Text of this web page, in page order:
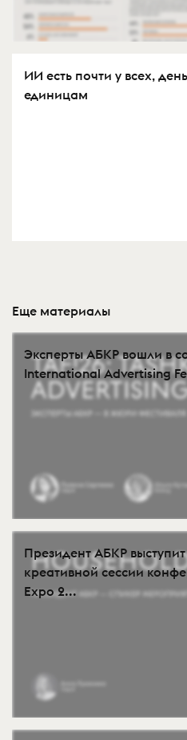
ИИ есть почти у всех,
единицам
Еще материалы
Эксперты АБКР вошли в
International Advertising
Президент АБКР
креативной сессии
Expo 2...